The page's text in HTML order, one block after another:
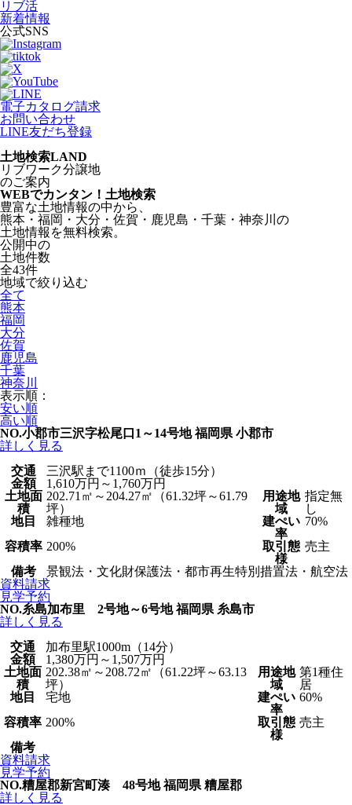
リブ活
新着情報
公式SNS
電子カタログ請求
お問い合わせ
LINE友だち登録
土地検索LAND
リブワーク分譲地
のご案内
WEBでカンタン！土地検索
豊富な土地情報の中から、
熊本・福岡・大分・佐賀・鹿児島・千葉・神奈川の
土地情報を無料検索。
公開中の
土地件数
全43件
地域で絞り込む
全て
熊本
福岡
大分
佐賀
鹿児島
千葉
神奈川
表示順：
安い順
高い順
NO.小郡市三沢字松尾口1～14号地福岡県 小郡市
詳しく見る
交通
三沢駅まで1100ｍ（徒歩15分）
金額
1,610万円～1,760万円
土地面
積
202.71㎡～204.27㎡（61.32坪～61.79
坪）
用途地
域
指定無
し
地目
雑種地
建ぺい
率
70%
容積率 200%
取引態
様
売主
備考
景観法・文化財保護法・都市再生特別措置法・航空法
資料請求
見学予約
NO.糸島加布里 2号地～6号地福岡県 糸島市
詳しく見る
交通
加布里駅1000m（14分）
金額
1,380万円～1,507万円
土地面
積
202.38㎡～208.72㎡（61.22坪～63.13
坪）
用途地
域
第1種住
居
地目
宅地
建ぺい
率
60%
容積率 200%
取引態
様
売主
備考
資料請求
見学予約
NO.糟屋郡新宮町湊 48号地福岡県 糟屋郡
詳しく見る